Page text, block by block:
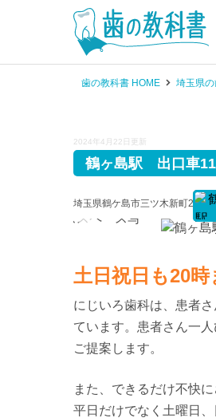
歯の教科書 HOME 埼玉県
2024年4月22日更新
鶴ヶ島駅 出口車
埼玉県鶴ケ島市三ツ木新町2-5-
土日祝日も20
にじいろ歯科は、患者
ています。患者さん一
ご提案します。
また、できるだけ不快
平日だけでなく土曜日